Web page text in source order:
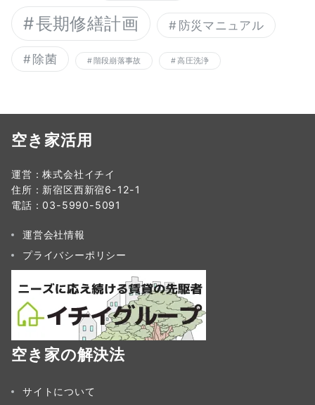
長期修繕計画 防災マニュアル
除菌 階段崩落事故 高圧洗浄
空き家活用
運営：株式会社イチイ
住所：新宿区西新宿6-12-1
電話：03-5990-5091
運営会社情報
プライバシーポリシー
空き家の解決法
サイトについて